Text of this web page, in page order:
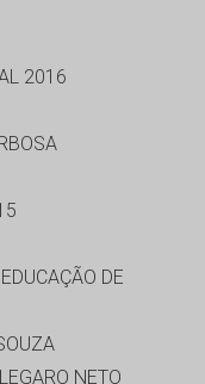
2016
DE
NETO